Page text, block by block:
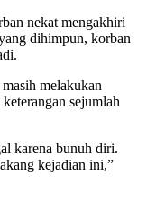
nekat mengakhiri
dihimpun, korban
melakukan
sejumlah
karena bunuh diri.
kejadian ini,”